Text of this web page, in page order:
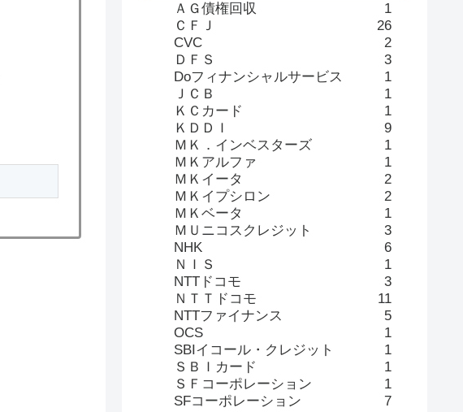
ＡＧ債権回収
1
ＣＦＪ
26
CVC
2
ＤＦＳ
3
Doフィナンシャルサービス
1
ＪＣＢ
1
ＫＣカード
1
ＫＤＤＩ
9
ＭＫ．インベスターズ
1
ＭＫアルファ
1
ＭＫイータ
2
ＭＫイプシロン
2
ＭＫベータ
1
ＭＵニコスクレジット
3
NHK
6
ＮＩＳ
1
NTTドコモ
3
ＮＴＴドコモ
11
NTTファイナンス
5
OCS
1
SBIイコール・クレジット
1
ＳＢＩカード
1
ＳＦコーポレーション
1
SFコーポレーション
7